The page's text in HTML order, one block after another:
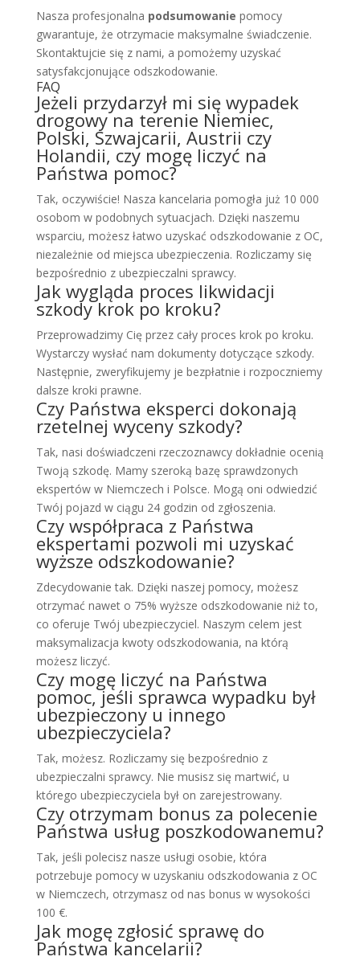
Nasza profesjonalna podsumowanie pomocy
gwarantuje, że otrzymacie maksymalne świadczenie.
Skontaktujcie się z nami, a pomożemy uzyskać
satysfakcjonujące odszkodowanie.
FAQ
Jeżeli przydarzył mi się wypadek
drogowy na terenie Niemiec,
Polski, Szwajcarii, Austrii czy
Holandii, czy mogę liczyć na
Państwa pomoc?
Tak, oczywiście! Nasza kancelaria pomogła już 10 000
osobom w podobnych sytuacjach. Dzięki naszemu
wsparciu, możesz łatwo uzyskać odszkodowanie z OC,
niezależnie od miejsca ubezpieczenia. Rozliczamy się
bezpośrednio z ubezpieczalni sprawcy.
Jak wygląda proces likwidacji
szkody krok po kroku?
Przeprowadzimy Cię przez cały proces krok po kroku.
Wystarczy wysłać nam dokumenty dotyczące szkody.
Następnie, zweryfikujemy je bezpłatnie i rozpoczniemy
dalsze kroki prawne.
Czy Państwa eksperci dokonają
rzetelnej wyceny szkody?
Tak, nasi doświadczeni rzeczoznawcy dokładnie ocenią
Twoją szkodę. Mamy szeroką bazę sprawdzonych
ekspertów w Niemczech i Polsce. Mogą oni odwiedzić
Twój pojazd w ciągu 24 godzin od zgłoszenia.
Czy współpraca z Państwa
ekspertami pozwoli mi uzyskać
wyższe odszkodowanie?
Zdecydowanie tak. Dzięki naszej pomocy, możesz
otrzymać nawet o 75% wyższe odszkodowanie niż to,
co oferuje Twój ubezpieczyciel. Naszym celem jest
maksymalizacja kwoty odszkodowania, na którą
możesz liczyć.
Czy mogę liczyć na Państwa
pomoc, jeśli sprawca wypadku był
ubezpieczony u innego
ubezpieczyciela?
Tak, możesz. Rozliczamy się bezpośrednio z
ubezpieczalni sprawcy. Nie musisz się martwić, u
którego ubezpieczyciela był on zarejestrowany.
Czy otrzymam bonus za polecenie
Państwa usług poszkodowanemu?
Tak, jeśli polecisz nasze usługi osobie, która
potrzebuje pomocy w uzyskaniu odszkodowania z OC
w Niemczech, otrzymasz od nas bonus w wysokości
100 €.
Jak mogę zgłosić sprawę do
Państwa kancelarii?